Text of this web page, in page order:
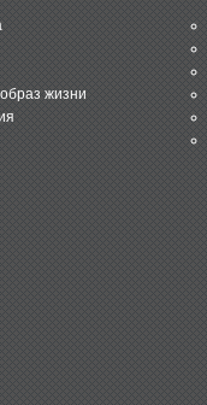
жизни